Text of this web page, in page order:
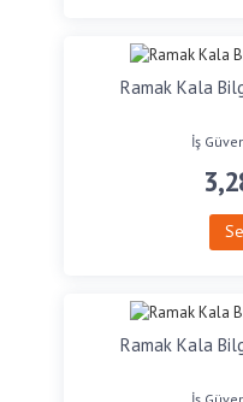
Ramak Kala
İş
Ramak Kala